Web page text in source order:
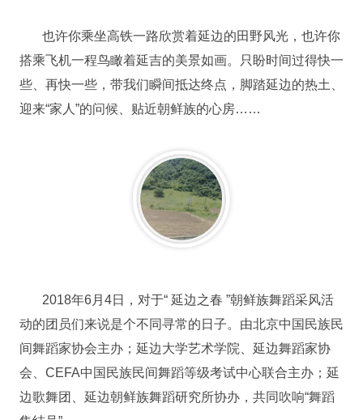
也许你乘坐高铁一路欣赏着延边的田野风光，也许你
搭乘飞机一程鸟瞰着延吉的美景如画。只盼时间过得快一
些、再快一些，带我们瞬间抵达终点，脚踏延边的热土、
迎来“家人”的问候、贴近朝鲜族的心房……
2018年6月4日，对于“ 延边之春 ”朝鲜族舞蹈采风活
动的团员们来说是个不同寻常的日子。由北京中国民族民
间舞蹈家协会主办；延边大学艺术学院、延边舞蹈家协
会、CEFA中国民族民间舞蹈等级考试中心联合主办；延
边歌舞团、延边朝鲜族舞蹈研究所协办，共同吹响“舞蹈